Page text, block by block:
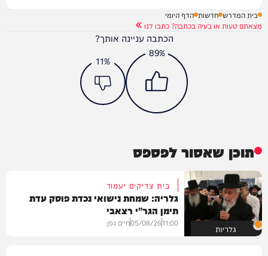
בית המדרש חדשות הדף היומי
מצאתם טעות או בעיה בכתבה? כתבו לנו
הכתבה עניינה אותך?
89%
11%
תוכן שאסור לפספס
גלריות
בית צדיקים יעמוד
גלריה: שמחת נישואי נכדת פוסק עדת
תימן הגר"י רצאבי
11:00
05/08/26חיים גפן